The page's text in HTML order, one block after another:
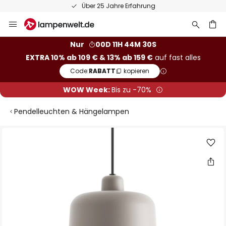
Über 25 Jahre Erfahrung
Inhalt
Nur
00D 11H 44M 30S
EXTRA 10% ab 109 € & 13% ab 159 €auf fast alles
Code:RABATT kopieren
WOW Week:Bis zu -70%
Pendelleuchten & Hängelampen